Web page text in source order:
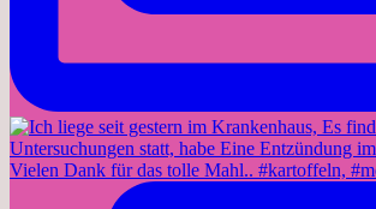
Vielen Dank für das tolle Mahl.. #kartoffeln,